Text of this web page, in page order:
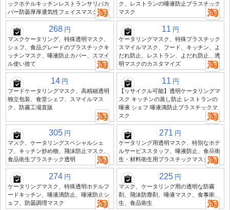
ックホテルキッチンレストランサリバカ
バー防曇厚厚通気性フェイスマスク
ク、レストランの唾液防止プラスチック
マスク
268 円
マスクケータリング、特殊透明マスク、
シェフ、食品グレードのプラスチックキ
ッチンマスク、唾液防止カバー、スマイ
ル使い捨て
11 円
ケータリングマスク、特殊プラスチック
スマイルマスク、フード、キッチン、よ
だれ防止、レストラン、よだれ防止、透
明マスクのカスタマイズ
14 円
フードケータリングマスク、高精細透明
独立包装、食堂シェフ、スマイルマス
ク、防霧工場直販
11 円
【リサイクル可能】透明ケータリングマ
スク キッチンの蒸し防止 レストランの
唾液 シェフ 唾液滴防止プラスチックマ
スク
305 円
マスク、ケータリングスペシャルシェ
フ、キッチン炒め物、飛沫防止マスク、
食品衛生プラスチック透明
271 円
ケータリング用透明マスク、特別なホテ
ルサービススタッフ、唾液防止、食品衛
生・材料衛生用プラスチックマスク
274 円
ケータリングマスク、特殊透明ホテルフ
ードキッチン、唾液滴防止、唾液防止シ
ェフ、防曇調理マスク
225 円
マスク、ケータリング用の透明な防霧
剤、飛沫防塵剤、唾液マスク、食事衛
生、食品衛生